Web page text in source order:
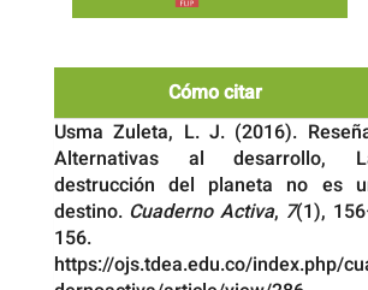
Cómo citar
Usma Zuleta, L. J. (2016).
Alternativas al desarrollo,
destrucción del planeta no es
destino. Cuaderno Activa, 7(1),
156.
https://ojs.tdea.edu.co/index.php/